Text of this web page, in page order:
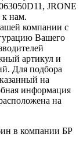
JRONE
к нам.
компании с
Вашего
артикул и
Для подбора
на
информация
на
в компании БР